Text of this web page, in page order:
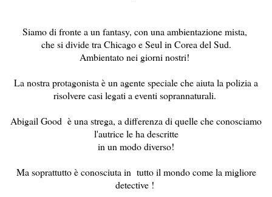
Siamo di fronte a un fantasy, con una ambientazione mista,
che si divide tra Chicago e Seul in Corea del Sud.
Ambientato nei giorni nostri!
La nostra protagonista è un agente speciale che aiuta la polizia a
risolvere casi legati a eventi soprannaturali.
Abigail Good è una strega, a differenza di quelle che conosciamo
l'autrice le ha descritte
in un modo diverso!
Ma soprattutto è conosciuta in tutto il mondo come la migliore
detective !